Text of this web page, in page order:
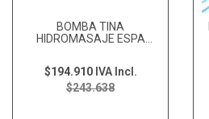
BOMBA TINA
HIDROMASAJE ESPA
$243.638
$194.910 IVA Incl.